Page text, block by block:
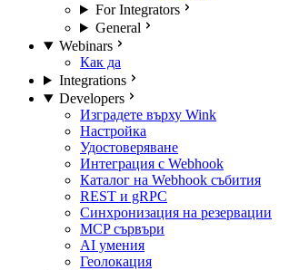
For Integrators
General
Webinars
Как да
Integrations
Developers
Изградете върху Wink
Настройка
Удостоверяване
Интеграция с Webhook
Каталог на Webhook събития
REST и gRPC
Синхронизация на резервации
MCP сървъри
AI умения
Геолокация